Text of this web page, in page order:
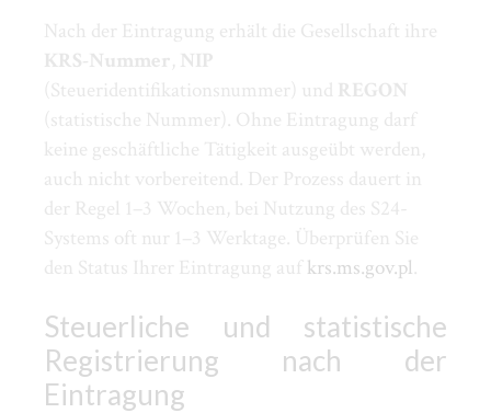
Nach der Eintragung erhält die Gesellschaft ihre
KRS-Nummer, NIP
(Steueridentifikationsnummer) und REGON
(statistische Nummer). Ohne Eintragung darf
keine geschäftliche Tätigkeit ausgeübt werden,
auch nicht vorbereitend. Der Prozess dauert in
der Regel 1–3 Wochen, bei Nutzung des S24-
Systems oft nur 1–3 Werktage. Überprüfen Sie
den Status Ihrer Eintragung auf krs.ms.gov.pl.
Steuerliche und statistische
Registrierung nach der
Eintragung